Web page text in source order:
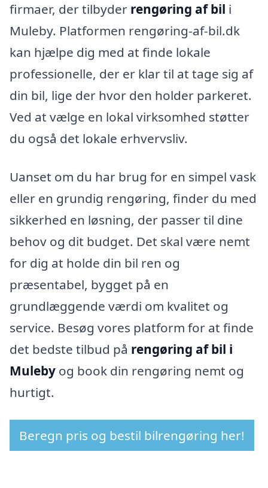
firmaer, der tilbyder rengøring af bil i
Muleby. Platformen rengøring-af-bil.dk
kan hjælpe dig med at finde lokale
professionelle, der er klar til at tage sig af
din bil, lige der hvor den holder parkeret.
Ved at vælge en lokal virksomhed støtter
du også det lokale erhvervsliv.
Uanset om du har brug for en simpel vask
eller en grundig rengøring, finder du med
sikkerhed en løsning, der passer til dine
behov og dit budget. Det skal være nemt
for dig at holde din bil ren og
præsentabel, bygget på en
grundlæggende værdi om kvalitet og
service. Besøg vores platform for at finde
det bedste tilbud på rengøring af bil i
Muleby og book din rengøring nemt og
hurtigt.
Beregn pris og bestil bilrengøring her!